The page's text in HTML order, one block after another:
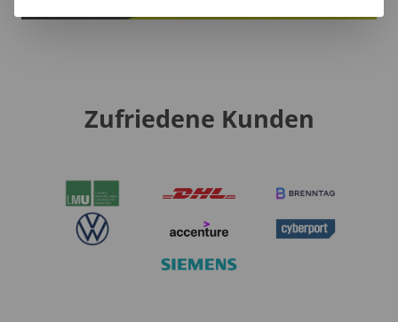
Zufriedene Kunden